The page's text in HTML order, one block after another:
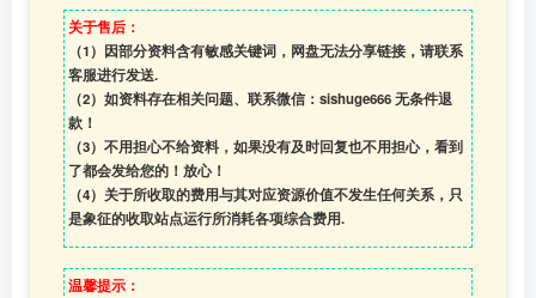
关于售后：
（1）因部分资料含有敏感关键词，网盘无法分享链接，请联系
客服进行发送.
（2）如资料存在相关问题、联系微信：sishuge666 无条件退
款！
（3） 不用担心不给资料，如果没有及时回复也不用担心，看到
了都会发给您的！放心！
（4） 关于所收取的费用与其对应资源价值不发生任何关系，只
是象征的收取站点运行所消耗各项综合费用.
温馨提示：